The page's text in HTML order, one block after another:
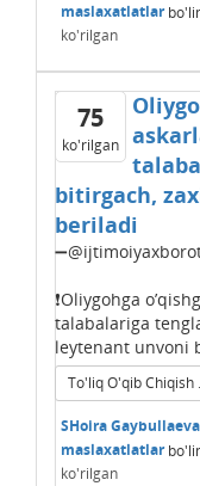
maslaxatlatlar
ko'rilgan
75
ko'rilgan
bitirgach,
beriladi
❗️Oliygohga
talabalariga
leytenant unvoni
To'liq O'qib Chiqish
SHoira Gaybullaeva
maslaxatlatlar
ko'rilgan